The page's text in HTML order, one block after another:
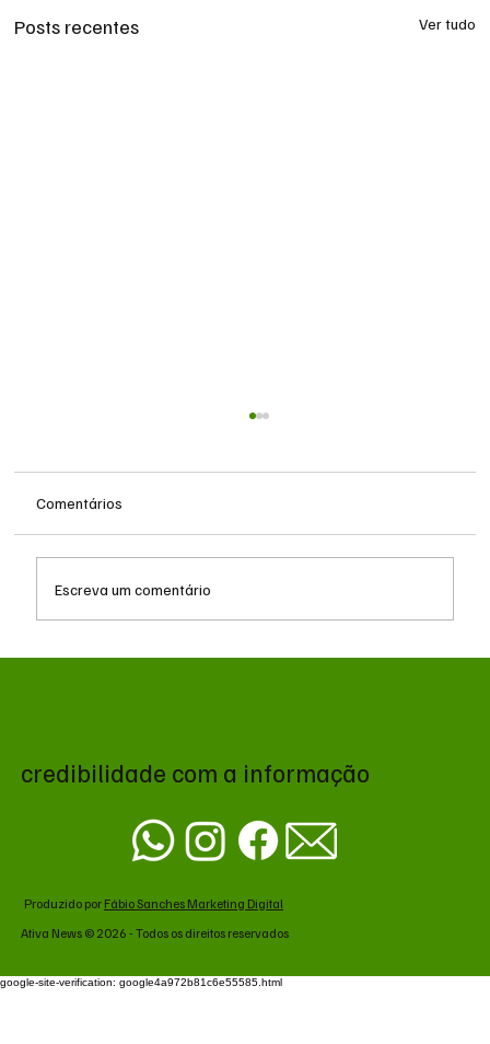
Posts recentes Ver tudo
Comentários
Escreva um comentário
credibilidade com a informação
Produzido por Fábio Sanches Marketing Digital
Ativa News © 2026 - Todos os direitos reservados
google-site-verification: google4a972b81c6e55585.html